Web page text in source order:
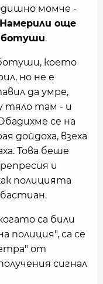
момче -
Намерили още
ботуши.
което
но не е
да умре,
тяло там - и
се на
дойдоха, взеха
Това беше
и
полицията
са били
полиция", са се
от
сигнал